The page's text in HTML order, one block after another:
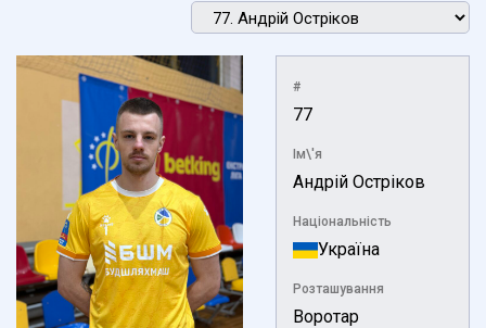
#
77
Ім\'я
Андрій Остріков
Національність
Україна
Розташування
Воротар